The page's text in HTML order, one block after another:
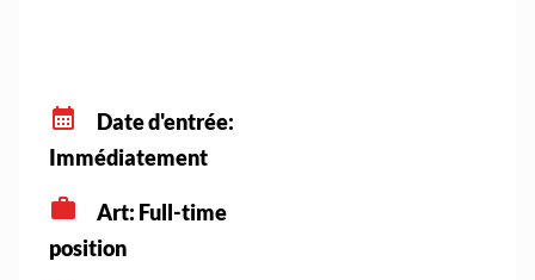
Date d'entrée:
Immédiatement
Art: Full-time
position